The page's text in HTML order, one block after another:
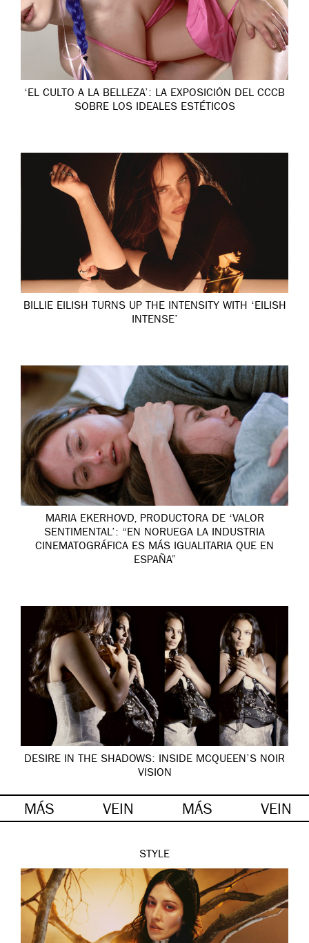
‘EL CULTO A LA BELLEZA’: LA EXPOSICIÓN DEL CCCB
SOBRE LOS IDEALES ESTÉTICOS
BILLIE EILISH TURNS UP THE INTENSITY WITH ‘EILISH
INTENSE’
MARIA EKERHOVD, PRODUCTORA DE ‘VALOR
SENTIMENTAL’: “EN NORUEGA LA INDUSTRIA
CINEMATOGRÁFICA ES MÁS IGUALITARIA QUE EN
ESPAÑA”
DESIRE IN THE SHADOWS: INSIDE MCQUEEN’S NOIR
VISION
MÁS VEIN MÁS VEIN
STYLE